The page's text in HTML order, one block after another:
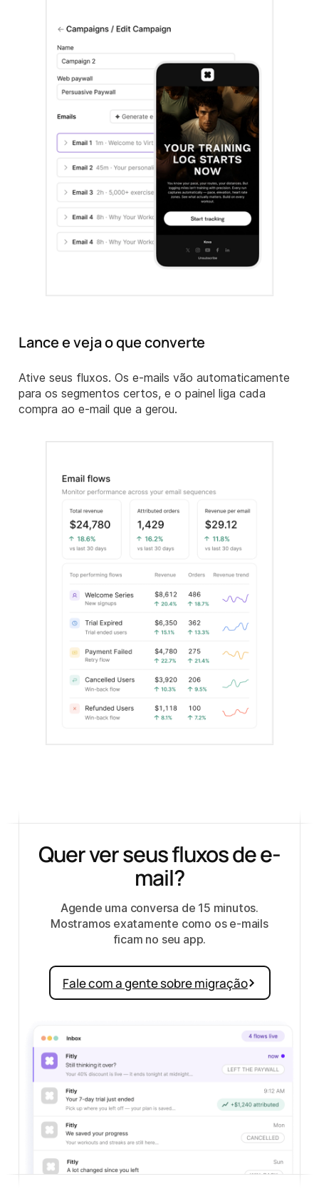
Lance e veja o que converte
Ative seus fluxos. Os e-mails vão automaticamente
para os segmentos certos, e o painel liga cada
compra ao e-mail que a gerou.
Quer ver seus fluxos de e-
mail?
Agende uma conversa de 15 minutos.
Mostramos exatamente como os e-mails
ficam no seu app.
Fale com a gente sobre migração